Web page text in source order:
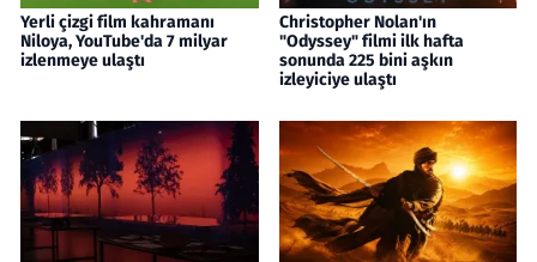
Yerli çizgi film kahramanı
Niloya, YouTube'da 7 milyar
izlenmeye ulaştı
Christopher Nolan'ın
"Odyssey" filmi ilk hafta
sonunda 225 bini aşkın
izleyiciye ulaştı